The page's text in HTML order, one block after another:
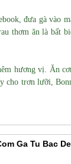
đưa gà vào
thơm ăn là bất
hương vị. Ăn
cho trơn lưỡi,
Ga Tu Bac